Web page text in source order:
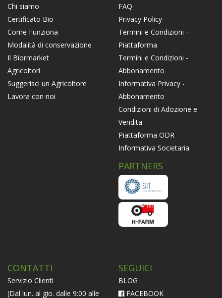
Chi siamo
Certificato Bio
Come Funziona
Modalità di conservazione
Il Biormarket
Agricoltori
Suggerisci un Agricoltore
Lavora con noi
FAQ
Privacy Policy
Termini e Condizioni -
Piattaforma
Termini e Condizioni -
Abbonamento
Informativa Privacy -
Abbonamento
Condizioni di Adozione e
Vendita
Piattaforma ODR
Informativa Societaria
PARTNERS
CONTATTI
Servizio Clienti
(Dal lun. al gio. dalle 9:00 alle
SEGUICI
BLOG
FACEBOOK